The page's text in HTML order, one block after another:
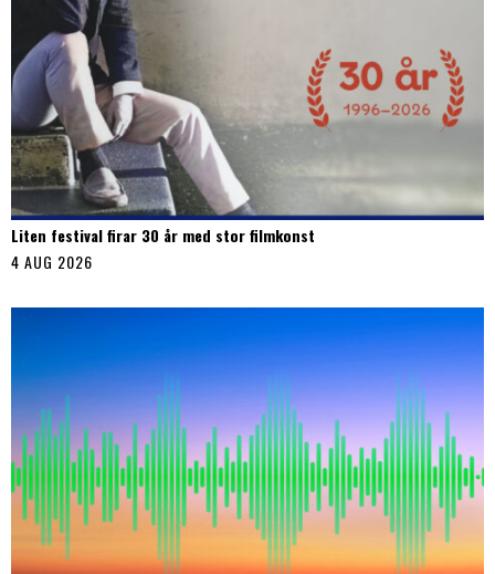
Liten festival firar 30 år med stor filmkonst
4 AUG 2026